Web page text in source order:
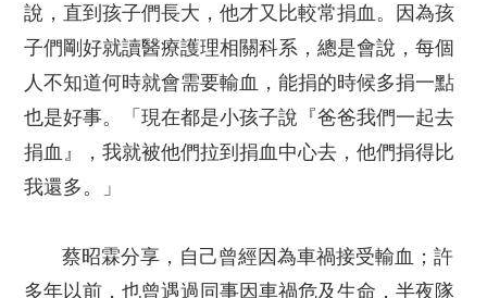
說，直到孩子們長大，他才又比較常捐血。因為孩
子們剛好就讀醫療護理相關科系，總是會說，每個
人不知道何時就會需要輸血，能捐的時候多捐一點
也是好事。「現在都是小孩子說『爸爸我們一起去
捐血』，我就被他們拉到捐血中心去，他們捐得比
我還多。」
蔡昭霖分享，自己曾經因為車禍接受輸血；許
多年以前，也曾遇過同事因車禍危及生命，半夜隊